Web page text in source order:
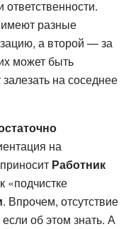
разные
а второй — за
может быть
на соседнее
на
Работник
«подчистке
. Впрочем, отсутствие
об этом знать. А